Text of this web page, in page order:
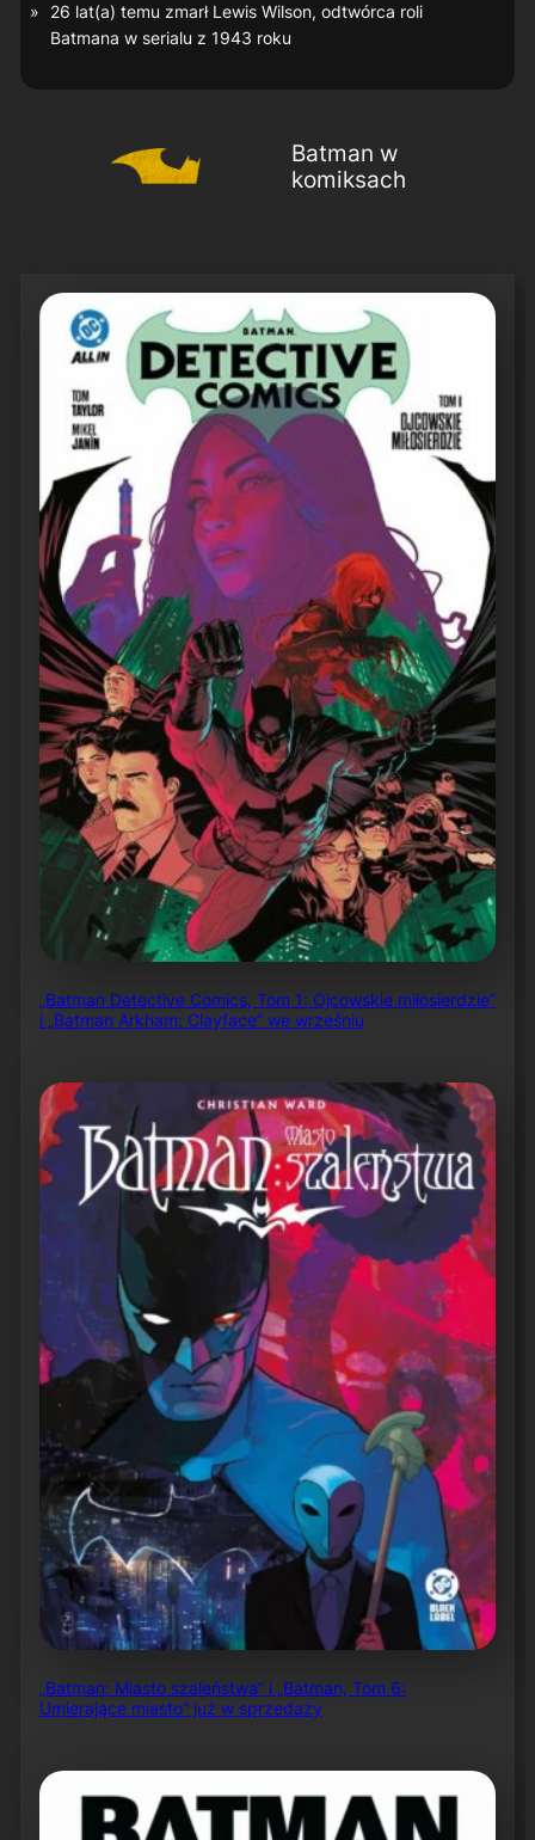
26 lat(a) temu zmarł Lewis Wilson, odtwórca roli
Batmana w serialu z 1943 roku
Batman w
komiksach
„Batman Detective Comics, Tom 1: Ojcowskie miłosierdzie”
i „Batman Arkham: Clayface” we wrześniu
„Batman: Miasto szaleństwa” i „Batman, Tom 6:
Umierające miasto” już w sprzedaży